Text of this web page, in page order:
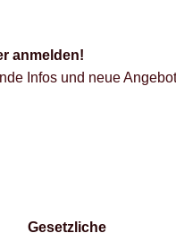
anmelden!
Infos und neue
Gesetzliche